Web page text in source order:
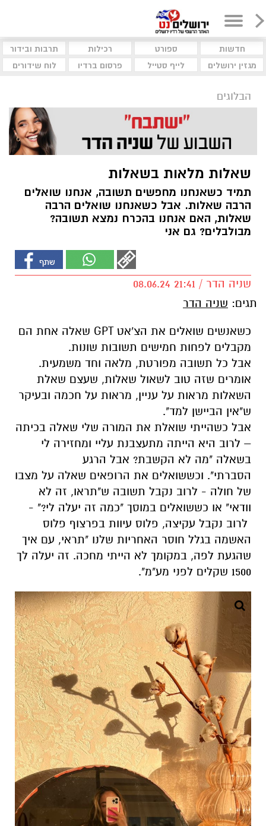
חדשות ספורט רכילות
תרבות ובידור
מגזין ירושלים
לייף סטייל פרסום ברדיו לוח שידורים
הבלוגים
שאלות מלאות בשאלות
תמיד כשאנחנו מחפשים תשובה, אנחנו שואלים
הרבה שאלות. אבל כשאנחנו שואלים הרבה
שאלות, האם אנחנו בהכרח נמצא תשובה?
מבולבלים? גם אני
שניה הדר / 21:41 08.06.24
תגים: שניה הדר
כשאנשים שואלים את הצ'אטGPT שאלה אחת הם
מקבלים לפחות חמישים תשובות שונות.
אבל כל תשובה מפורטת, מלאה וחד משמעית.
אומרים שזה טוב לשאול שאלות, שעצם שאלת
השאלות מראות על עניין, מראות על חכמה ובעיקר
ש"אין הביישן למד".
אבל כשהייתי שואלת את המורה שלי שאלה בכיתה
– לרוב היא הייתה מתעצבנת עליי ומחזירה לי
בשאלה "מה לא הקשבת? אבל הרגע
הסברתי". וכששואלים את הרופאים שאלה על מצבו
של חולה - לרוב נקבל תשובה ש"תראו, זה לא
וודאי" או כששואלים במוסך "כמה זה יעלה לי?" -
לרוב נקבל עקיצה, פלוס עיוות בפרצוף פלוס
האשמה בגלל חוסר האחריות שלנו "תראי, עם איך
שהגעת לפה, במקומך לא הייתי מחכה. זה יעלה לך
1500 שקלים לפני מע"מ".